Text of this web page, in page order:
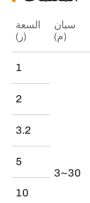
السعة
(ر)
سبان
(م)
1
3~30
2
3.2
5
10